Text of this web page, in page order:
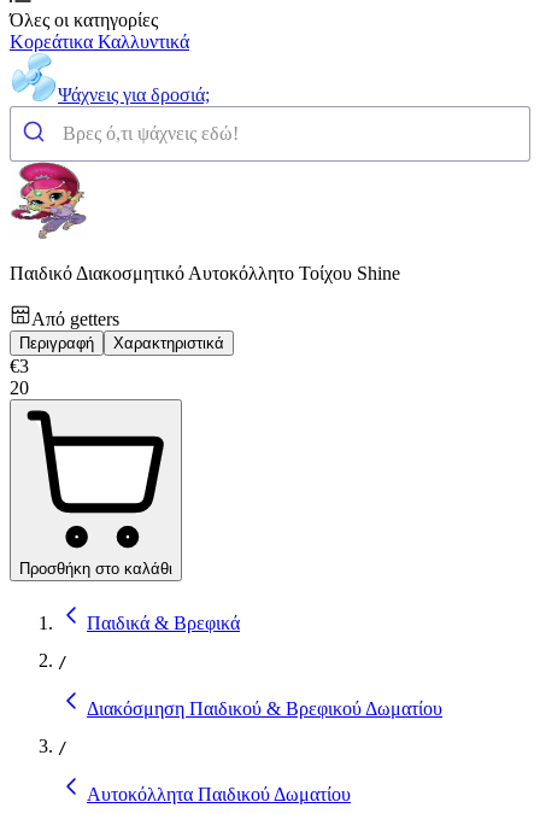
Όλες οι κατηγορίες
Κορεάτικα Καλλυντικά
Ψάχνεις για δροσιά;
Παιδικό Διακοσμητικό Αυτοκόλλητο Τοίχου Shine
Από getters
Περιγραφή Χαρακτηριστικά
€3
20
Προσθήκη στο καλάθι
Παιδικά & Βρεφικά
/
Διακόσμηση Παιδικού & Βρεφικού Δωματίου
/
Αυτοκόλλητα Παιδικού Δωματίου